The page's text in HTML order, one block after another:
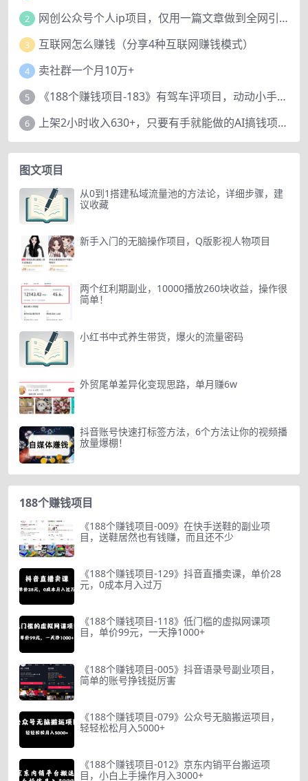
2 网创公众号个人ip项目，仅用一篇文章做到全网引流！
3 互联网怎么赚钱（分享4种互联网赚钱模式）
4 卖社群一个月10万+
5 《188个赚钱项目-183》有驾车评项目，动动小手，复制粘贴赚44元！
6 上架2小时收入630+，只要有手就能做的AI搞钱项目，奶奶看完都能学会!
图文项目
从0到1搭建私域流量池的方法论，详细步骤，建
议收藏
新手入门的无脑操作项目，Q版影视人物项目
两个红利期副业，10000播放260块收益，操作很
简单！
小红书中式养生带货，爆火的流量密码
外贸尾单差异化变现思路，单月赚6w
抖音账号快速打标签方法，6个方法让你的视频播
放量爆棚！
188个赚钱项目
《188个赚钱项目-009》在快手送鞋的副业项
目，送鞋居然也有钱赚，而且还不少
《188个赚钱项目-129》抖音直播卖课，单价28
元，0成本月入过万
《188个赚钱项目-118》低门槛的虚拟网课项
目，单价99元，一天挣1000+
《188个赚钱项目-005》抖音语录号副业项目，
简单的账号挣钱挺厉害
《188个赚钱项目-079》公众号无脑搬运项目，
轻轻松松月入5000+
《188个赚钱项目-012》京东内销平台搬运项
目，小白上手操作月入3000+